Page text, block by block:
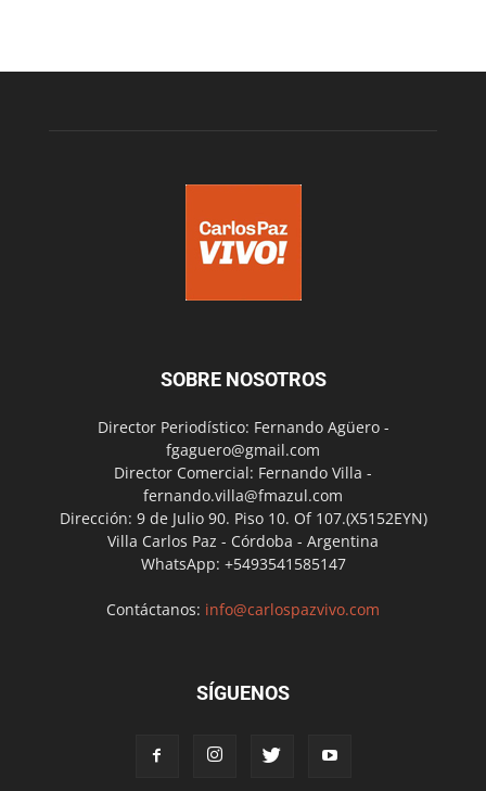
SOBRE NOSOTROS
Director Periodístico: Fernando Agüero -
fgaguero@gmail.com
Director Comercial: Fernando Villa -
fernando.villa@fmazul.com
Dirección: 9 de Julio 90. Piso 10. Of 107.(X5152EYN)
Villa Carlos Paz - Córdoba - Argentina
WhatsApp: +5493541585147
Contáctanos: info@carlospazvivo.com
SÍGUENOS